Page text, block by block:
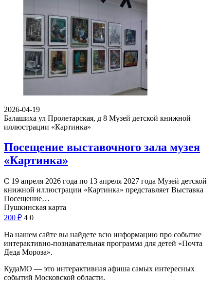
2026-04-19
Балашиха ул Пролетарская, д 8 Музей детской книжной
иллюстрации «Картинка»
Посещение выставочного зала музея
«Картинка»
С 19 апреля 2026 года по 13 апреля 2027 года Музей детской
книжной иллюстрации «Картинка» представляет Выставка
Посещение…
Пушкинская карта
200 ₽ 4 0
На нашем сайте вы найдете всю информацию про событие
интерактивно-познавательная программа для детей «Почта
Деда Мороза».
КудаМО — это интерактивная афиша самых интересных
событий Московской области.